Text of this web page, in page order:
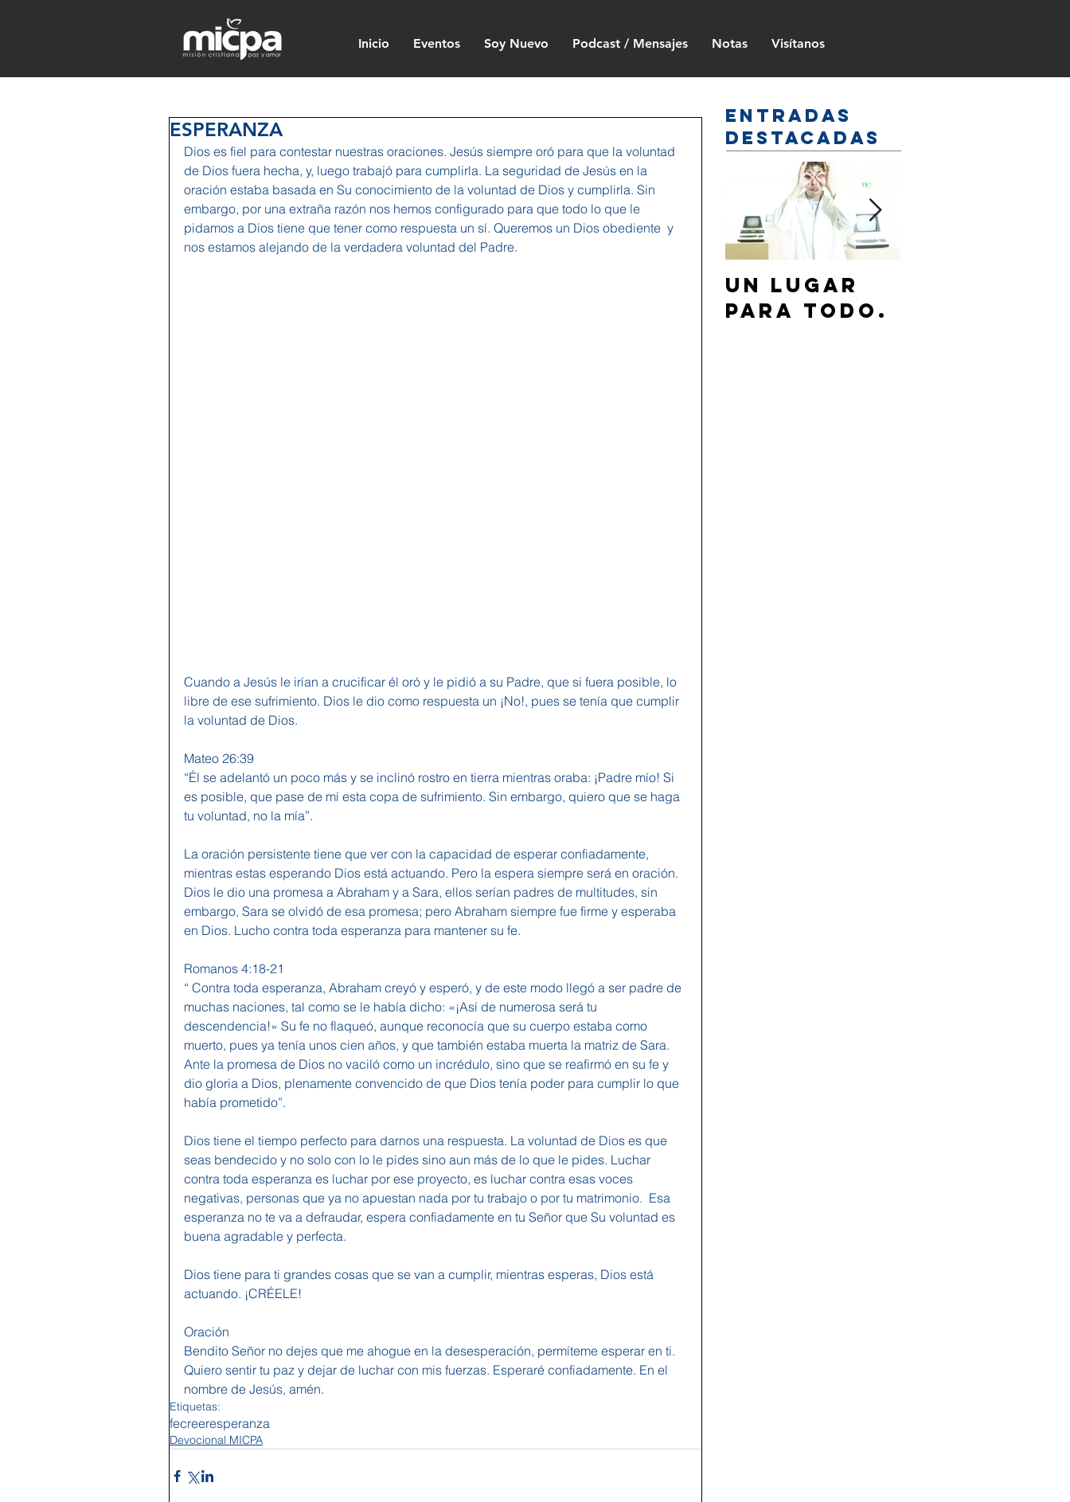
Inicio Eventos Soy Nuevo Podcast / Mensajes Notas Visítanos
ESPERANZA
Dios es fiel para contestar nuestras oraciones. Jesús siempre oró para que la voluntad
de Dios fuera hecha, y, luego trabajó para cumplirla. La seguridad de Jesús en la
oración estaba basada en Su conocimiento de la voluntad de Dios y cumplirla. Sin
embargo, por una extraña razón nos hemos configurado para que todo lo que le
pidamos a Dios tiene que tener como respuesta un sí. Queremos un Dios obediente  y
nos estamos alejando de la verdadera voluntad del Padre.
Cuando a Jesús le irían a crucificar él oró y le pidió a su Padre, que si fuera posible, lo
libre de ese sufrimiento. Dios le dio como respuesta un ¡No!, pues se tenía que cumplir
la voluntad de Dios.
Mateo 26:39
“Él se adelantó un poco más y se inclinó rostro en tierra mientras oraba: ¡Padre mío! Si
es posible, que pase de mí esta copa de sufrimiento. Sin embargo, quiero que se haga
tu voluntad, no la mía”.
La oración persistente tiene que ver con la capacidad de esperar confiadamente,
mientras estas esperando Dios está actuando. Pero la espera siempre será en oración.
Dios le dio una promesa a Abraham y a Sara, ellos serían padres de multitudes, sin
embargo, Sara se olvidó de esa promesa; pero Abraham siempre fue firme y esperaba
en Dios. Lucho contra toda esperanza para mantener su fe.
Romanos 4:18-21
“ Contra toda esperanza, Abraham creyó y esperó, y de este modo llegó a ser padre de
muchas naciones, tal como se le había dicho: «¡Así de numerosa será tu
descendencia!» Su fe no flaqueó, aunque reconocía que su cuerpo estaba como
muerto, pues ya tenía unos cien años, y que también estaba muerta la matriz de Sara.
Ante la promesa de Dios no vaciló como un incrédulo, sino que se reafirmó en su fe y
dio gloria a Dios, plenamente convencido de que Dios tenía poder para cumplir lo que
había prometido”.
Dios tiene el tiempo perfecto para darnos una respuesta. La voluntad de Dios es que
seas bendecido y no solo con lo le pides sino aun más de lo que le pides. Luchar
contra toda esperanza es luchar por ese proyecto, es luchar contra esas voces
negativas, personas que ya no apuestan nada por tu trabajo o por tu matrimonio.  Esa
esperanza no te va a defraudar, espera confiadamente en tu Señor que Su voluntad es
buena agradable y perfecta.
Dios tiene para ti grandes cosas que se van a cumplir, mientras esperas, Dios está
actuando. ¡CRÉELE!
Oración
Bendito Señor no dejes que me ahogue en la desesperación, permíteme esperar en ti.
Quiero sentir tu paz y dejar de luchar con mis fuerzas. Esperaré confiadamente. En el
nombre de Jesús, amén.
Etiquetas:
fecreeresperanza
Devocional MICPA
Entradas
destacadas
Un lugar
para todo.